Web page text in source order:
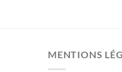
MENTIONS